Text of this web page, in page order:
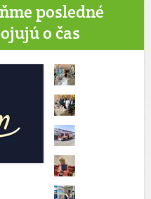
posledné
o čas